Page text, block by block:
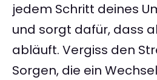
jedem Schritt deines
und sorgt dafür, dass
abläuft. Vergiss den
Sorgen, die ein